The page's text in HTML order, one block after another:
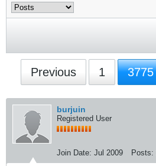
Previous 1 3775
burjuin
Registered User
Join Date: Jul 2009 Posts: